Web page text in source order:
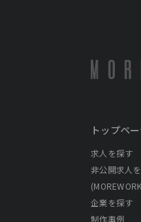
トップペ
求人を探す
非公開求人
企業を探す
制作事例